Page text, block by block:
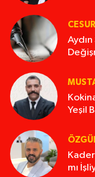
Yeşil
mı